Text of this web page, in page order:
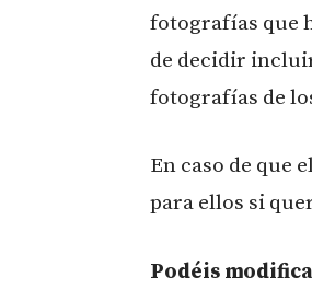
fotografías que
de decidir
fotografías de
En caso de que
para ellos si
Podéis